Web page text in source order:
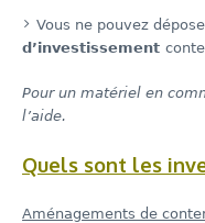
Vous ne pouvez
d’investissement
Pour un matériel en
l’aide.
Quels sont les
Aménagements de